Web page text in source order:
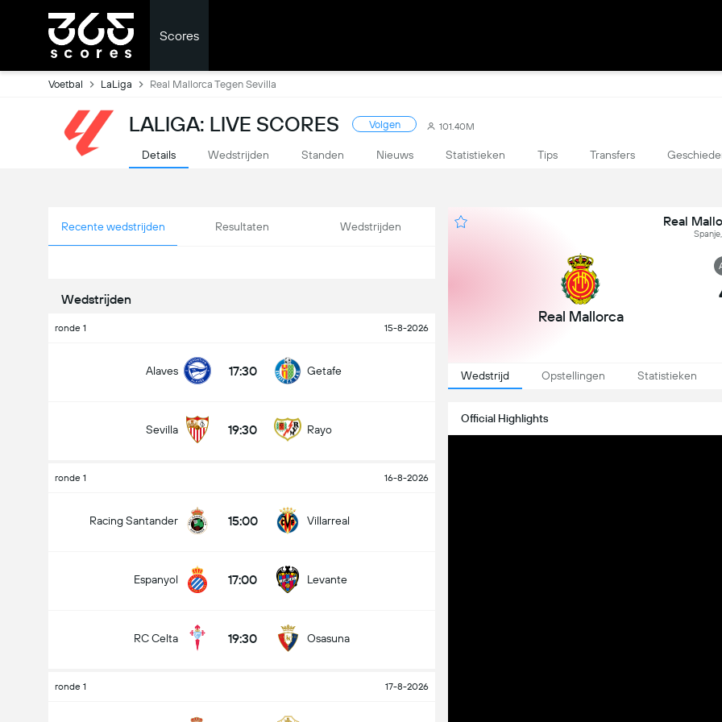
Scores
Voetbal LaLiga Real Mallorca Tegen Sevilla
LALIGA: LIVE SCORES Volgen 101.40M
Details Wedstrijden Standen Nieuws Statistieken Tips Transfers
Recente wedstrijden Resultaten Wedstrijden
Wedstrijden
ronde 1 15-8-2026
Alaves 17:30 Getafe
Sevilla 19:30 Rayo
ronde 1 16-8-2026
Racing Santander 15:00 Villarreal
Espanyol 17:00 Levante
RC Celta 19:30 Osasuna
ronde 1 17-8-2026
Real
Real Mallorca
Wedstrijd Opstellingen Statistieken
Official Highlights